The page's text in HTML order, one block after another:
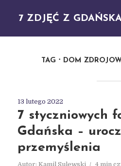
7 ZDJĘĆ Z
TAG DOM
13 lutego 2022
7 styczniowych
Gdańska –
przemyślenia
Autor: Kamil Sulewski
4 min